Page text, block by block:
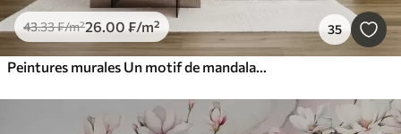
43.33₣/m²26.00 ₣/m² 35
Peintures murales Un motif de mandala blanc détaillé sur un fond vintage texturé gris clair